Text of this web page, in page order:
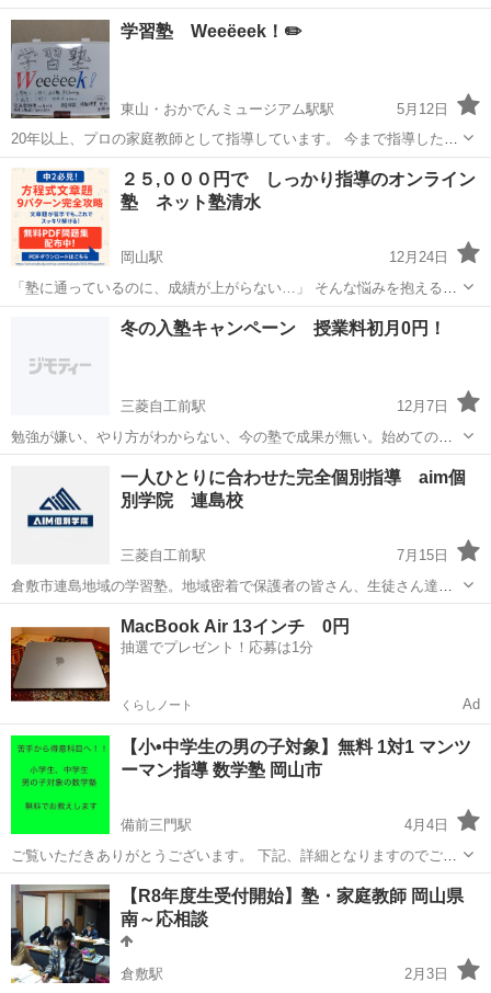
す。 小学生から67歳まで幅広い生徒さんが 自分の目標に向けて全国か
ら集まっています。 このたび若干名ですが生徒を募集します。 小学
生、中学生、高校生、...
岡山 倉敷市 塾
学習塾 Weeëeek！✏️
東山・おかでんミュージアム駅駅
5月12日
20年以上、プロの家庭教師として指導しています。 今まで指導した人
数は延べ300人以上。 毎年10人以上の生徒と深く関わっています。 実
家で小さな塾を開きました。 学習塾 Weeëeek！の授業形態は １対
１✨ １人...
岡山 岡山市 東山・おかでんミュージアム駅駅 塾
少人数
２５,０００円で しっかり指導のオンライン
塾 ネット塾清水
岡山駅
12月24日
「塾に通っているのに、成績が上がらない…」 そんな悩みを抱えるご
家庭へ。 私たちの指導は 少人数制・実質マンツーマン。 一人ひとり
の理解度に合わせて進めるので、置いていくことはありません。 英
語・数学に特化 ...
岡山駅 オンライン
冬の入塾キャンペーン 授業料初月0円！
三菱自工前駅
12月7日
勉強が嫌い、やり方がわからない、今の塾で成果が無い。始めての
塾。安心して、お問い合わせください。地域密着のテスト、受験に強
いaim個別学院です!
三菱自工前駅
一人ひとりに合わせた完全個別指導 aim個
別学院 連島校
三菱自工前駅
7月15日
倉敷市連島地域の学習塾。地域密着で保護者の皆さん、生徒さん達も
成績が上がって喜んで頂いてます♪【月謝】小学生 10,450円〜 中学
1.2年 12,650円〜 中学3年 14,300円〜 高校生 17,930円〜 どん
な事で...
南中学校
MacBook Air 13インチ 0円
抽選でプレゼント！応募は1分
くらしノート Ad
【小•中学生の男の子対象】無料 1対1 マンツ
ーマン指導 数学塾 岡山市
備前三門駅
4月4日
ご覧いただきありがとうございます。 下記、詳細となりますのでご確
認くださいませ。 【対象】 小学生•中学生の男の子 【科目】 算数、数
学のみ 【場所】 岡山県生涯学習センター 住所：〒700-0016 岡山県岡
山市北区...
岡山 岡山市 備前三門駅 塾 数学
【R8年度生受付開始】塾・家庭教師 岡山県
南～応相談
倉敷駅 2月3日